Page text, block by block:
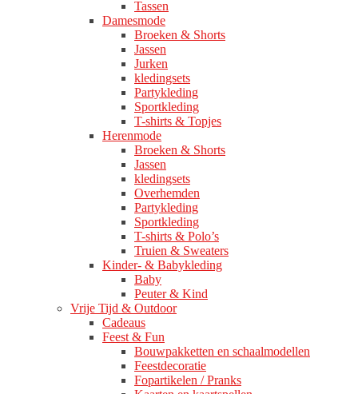
Tassen
Damesmode
Broeken & Shorts
Jassen
Jurken
kledingsets
Partykleding
Sportkleding
T-shirts & Topjes
Herenmode
Broeken & Shorts
Jassen
kledingsets
Overhemden
Partykleding
Sportkleding
T-shirts & Polo’s
Truien & Sweaters
Kinder- & Babykleding
Baby
Peuter & Kind
Vrije Tijd & Outdoor
Cadeaus
Feest & Fun
Bouwpakketten en schaalmodellen
Feestdecoratie
Fopartikelen / Pranks